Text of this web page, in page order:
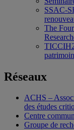
SSAC-
The
Réseaux
ACHS –
des études
Centre
Groupe de